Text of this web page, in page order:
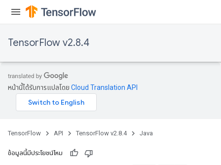
TensorFlow v2.8.4
หน้านี้ได้รับการแปลโดย Cloud Translation API
TensorFlow API TensorFlow v2.8.4 Java
ข้อมูลนี้มีประโยชน์ไหม